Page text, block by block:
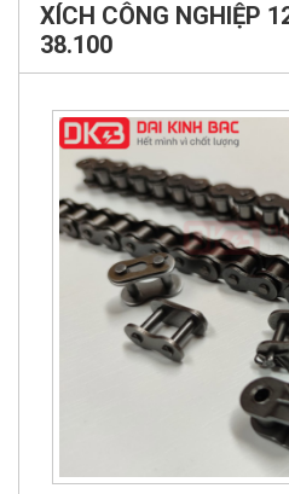
XÍCH CÔNG NGHIỆP
38.100